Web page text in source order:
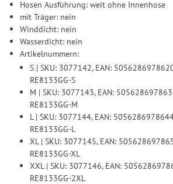
Hosen Ausführung: weit ohne Innenhose
mit Träger: nein
Winddicht: nein
Wasserdicht: nein
Artikelnummern:
S | SKU: 3077142, EAN:
RE8133GG-S
M | SKU: 3077143, EAN:
RE8133GG-M
L | SKU: 3077144, EAN:
RE8133GG-L
XL | SKU: 3077145, EAN:
RE8133GG-XL
XXL | SKU: 3077146, EAN:
RE8133GG-2XL